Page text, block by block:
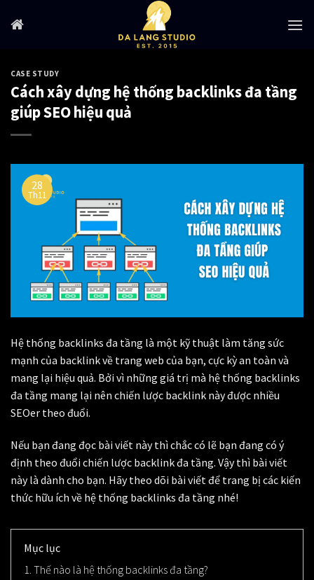
CASE STUDY
Cách xây dựng hệ thống backlinks đa tầng
giúp SEO hiệu quả
28
Th11
Hệ thống backlinks đa tầng là một kỹ thuật làm tăng sức
mạnh của backlink về trang web của bạn, cực kỳ an toàn và
mang lại hiệu quả. Bởi vì những giá trị mà hệ thống backlinks
đa tầng mang lại nên chiến lược backlink này được nhiều
SEOer theo đuổi.
Nếu bạn đang đọc bài viết này thì chắc có lẽ bạn đang có ý
định theo đuổi chiến lược backlink đa tầng. Vậy thì bài viết
này là dành cho bạn. Hãy theo dõi bài viết để trang bị các kiến
thức hữu ích về hệ thống backlinks đa tầng nhé!
Mục lục
1. Thế nào là hệ thống backlinks đa tầng?